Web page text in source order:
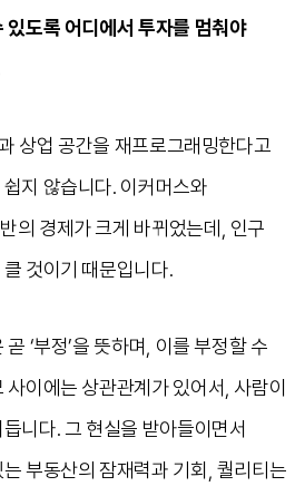
있도록 어디에서 투자를 멈춰야
상업 공간을 재프로그래밍한다고
지 않습니다. 이커머스와
의 경제가 크게 바뀌었는데, 인구
것이기 때문입니다.
‘부정’을 뜻하며, 이를 부정할 수
이에는 상관관계가 있어서, 사람이
니다. 그 현실을 받아들이면서
부동산의 잠재력과 기회, 퀄리티는